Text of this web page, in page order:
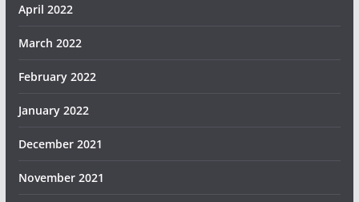
April 2022
March 2022
February 2022
January 2022
December 2021
November 2021